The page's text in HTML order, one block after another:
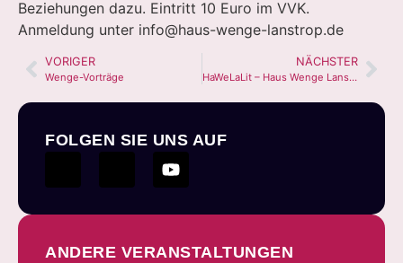
Beziehungen dazu. Eintritt 10 Euro im VVK.
Anmeldung unter info@haus-wenge-lanstrop.de
VORIGER
Wenge-Vorträge
NÄCHSTER
HaWeLaLit – Haus Wenge Lanstrop Literatur
FOLGEN SIE UNS AUF
ANDERE VERANSTALTUNGEN